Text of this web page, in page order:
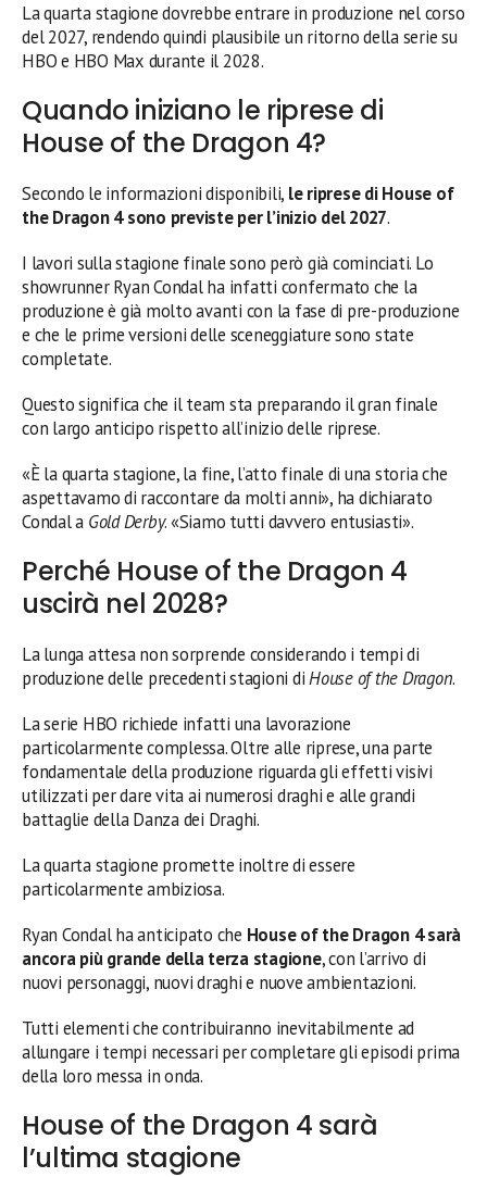
La quarta stagione dovrebbe entrare in produzione nel corso
del 2027, rendendo quindi plausibile un ritorno della serie su
HBO e HBO Max durante il 2028.
Quando iniziano le riprese di
House of the Dragon 4?
Secondo le informazioni disponibili, le riprese di House of
the Dragon 4 sono previste per l’inizio del 2027.
I lavori sulla stagione finale sono però già cominciati. Lo
showrunner Ryan Condal ha infatti confermato che la
produzione è già molto avanti con la fase di pre-produzione
e che le prime versioni delle sceneggiature sono state
completate.
Questo significa che il team sta preparando il gran finale
con largo anticipo rispetto all’inizio delle riprese.
«È la quarta stagione, la fine, l’atto finale di una storia che
aspettavamo di raccontare da molti anni», ha dichiarato
Condal a Gold Derby. «Siamo tutti davvero entusiasti».
Perché House of the Dragon 4
uscirà nel 2028?
La lunga attesa non sorprende considerando i tempi di
produzione delle precedenti stagioni diHouse of the Dragon.
La serie HBO richiede infatti una lavorazione
particolarmente complessa. Oltre alle riprese, una parte
fondamentale della produzione riguarda gli effetti visivi
utilizzati per dare vita ai numerosi draghi e alle grandi
battaglie della Danza dei Draghi.
La quarta stagione promette inoltre di essere
particolarmente ambiziosa.
Ryan Condal ha anticipato che House of the Dragon 4 sarà
ancora più grande della terza stagione, con l’arrivo di
nuovi personaggi, nuovi draghi e nuove ambientazioni.
Tutti elementi che contribuiranno inevitabilmente ad
allungare i tempi necessari per completare gli episodi prima
della loro messa in onda.
House of the Dragon 4 sarà
l’ultima stagione